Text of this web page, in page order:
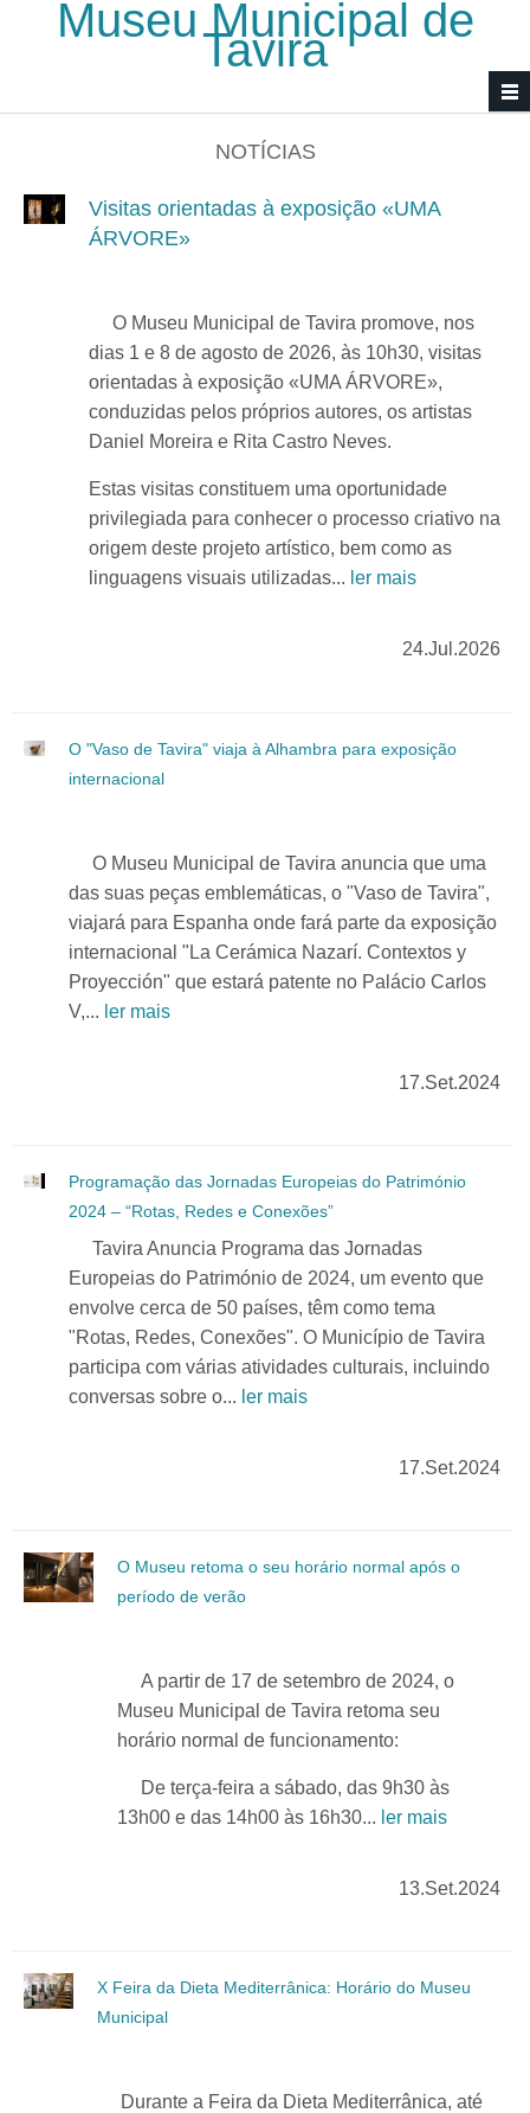
Passar para o conteúdo principal
Museu Municipal de
Tavira
NOTÍCIAS
Visitas orientadas à exposição «UMA
ÁRVORE»
O Museu Municipal de Tavira promove, nos
dias 1 e 8 de agosto de 2026, às 10h30, visitas
orientadas à exposição «UMA ÁRVORE»,
conduzidas pelos próprios autores, os artistas
Daniel Moreira e Rita Castro Neves.
Estas visitas constituem uma oportunidade
privilegiada para conhecer o processo criativo na
origem deste projeto artístico, bem como as
linguagens visuais utilizadas... ler mais
24.Jul.2026
O "Vaso de Tavira" viaja à Alhambra para exposição
internacional
O Museu Municipal de Tavira anuncia que uma
das suas peças emblemáticas, o "Vaso de Tavira",
viajará para Espanha onde fará parte da exposição
internacional "La Cerámica Nazarí. Contextos y
Proyección" que estará patente no Palácio Carlos
V,... ler mais
17.Set.2024
Programação das Jornadas Europeias do Património
2024 – “Rotas, Redes e Conexões”
Tavira Anuncia Programa das Jornadas
Europeias do Património de 2024, um evento que
envolve cerca de 50 países, têm como tema
"Rotas, Redes, Conexões". O Município de Tavira
participa com várias atividades culturais, incluindo
conversas sobre o... ler mais
17.Set.2024
O Museu retoma o seu horário normal após o
período de verão
A partir de 17 de setembro de 2024, o
Museu Municipal de Tavira retoma seu
horário normal de funcionamento:
De terça-feira a sábado, das 9h30 às
13h00 e das 14h00 às 16h30... ler mais
13.Set.2024
X Feira da Dieta Mediterrânica: Horário do Museu
Municipal
Durante a Feira da Dieta Mediterrânica, até